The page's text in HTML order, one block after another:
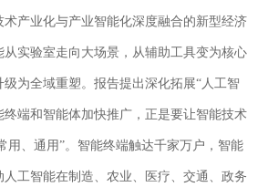
术产业化与产业智能化深度融合的新型经济
实验室走向大场景，从辅助工具变为核心
为全域重塑。报告提出深化拓展“人工智
终端和智能体加快推广，正是要让智能技术
用、通用”。智能终端触达千家万户，智能
工智能在制造、农业、医疗、交通、政务